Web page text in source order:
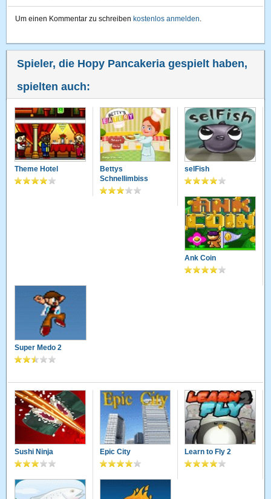
Um einen Kommentar zu schreiben kostenlos anmelden.
Spieler, die Hopy Pancakeria gespielt haben,
spielten auch:
Theme Hotel
Bettys
Schnellimbiss
selFish
Ank Coin
Super Medo 2
Sushi Ninja Epic City Learn to Fly 2